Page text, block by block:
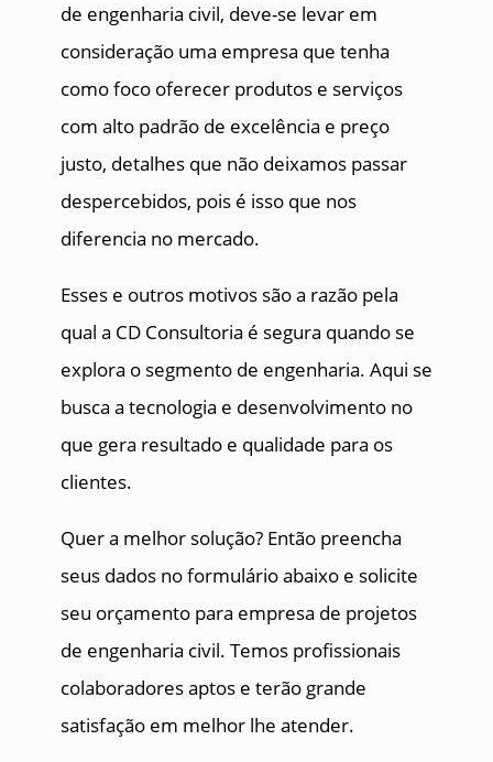
de engenharia civil, deve-se levar em
consideração uma empresa que tenha
como foco oferecer produtos e serviços
com alto padrão de excelência e preço
justo, detalhes que não deixamos passar
despercebidos, pois é isso que nos
diferencia no mercado.
Esses e outros motivos são a razão pela
qual a CD Consultoria é segura quando se
explora o segmento de engenharia. Aqui se
busca a tecnologia e desenvolvimento no
que gera resultado e qualidade para os
clientes.
Quer a melhor solução? Então preencha
seus dados no formulário abaixo e solicite
seu orçamento para empresa de projetos
de engenharia civil. Temos profissionais
colaboradores aptos e terão grande
satisfação em melhor lhe atender.